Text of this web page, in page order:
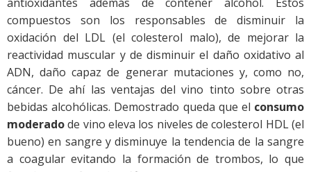
compuestos son los responsables de disminuir la
oxidación del LDL (el colesterol malo), de mejorar la
reactividad muscular y de disminuir el daño oxidativo al
ADN, daño capaz de generar mutaciones y, como no,
cáncer. De ahí las ventajas del vino tinto sobre otras
bebidas alcohólicas. Demostrado queda que el consumo
moderadode vino eleva los niveles de colesterol HDL (el
bueno) en sangre y disminuye la tendencia de la sangre
a coagular evitando la formación de trombos, lo que